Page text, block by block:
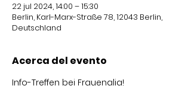
22 jul 2024, 14:00 – 15:30
Berlin, Karl-Marx-Straße 78, 12043 Berlin,
Deutschland
Acerca del evento